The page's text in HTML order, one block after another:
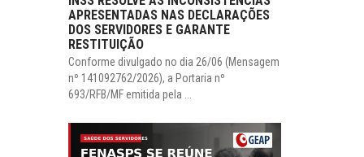
APRESENTADAS NAS DECLARAÇÕES
DOS SERVIDORES E GARANTE
RESTITUIÇÃO
Conforme divulgado no dia 26/06 (Mensagem
nº 141092762/2026), a Portaria nº
693/RFB/MF emitida pela ...